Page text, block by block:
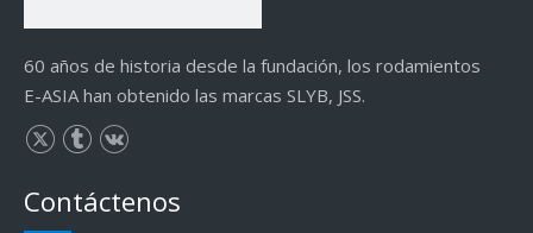
60 años de historia desde la fundación, los rodamientos
E-ASIA han obtenido las marcas SLYB, JSS.
Contáctenos